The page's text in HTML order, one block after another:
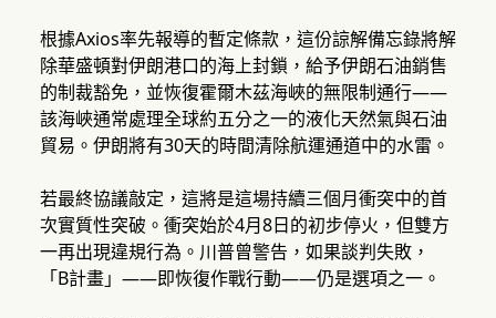
根據Axios率先報導的暫定條款，這份諒解備忘錄將解
除華盛頓對伊朗港口的海上封鎖，給予伊朗石油銷售
的制裁豁免，並恢復霍爾木茲海峽的無限制通行——
該海峽通常處理全球約五分之一的液化天然氣與石油
貿易。伊朗將有30天的時間清除航運通道中的水雷。
若最終協議敲定，這將是這場持續三個月衝突中的首
次實質性突破。衝突始於4月8日的初步停火，但雙方
一再出現違規行為。川普曾警告，如果談判失敗，
「B計畫」——即恢復作戰行動——仍是選項之一。